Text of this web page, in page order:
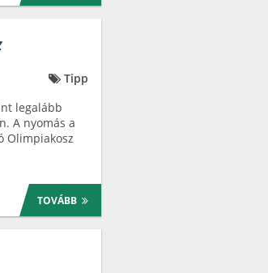
Tipp
legalább
A nyomás a
Olimpiakosz
TOVÁBB